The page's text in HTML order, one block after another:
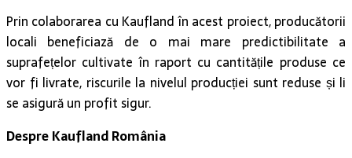
Prin colaborarea cu Kaufland în acest proiect, producătorii
locali beneficiază de o mai mare predictibilitate a
suprafețelor cultivate în raport cu cantitățile produse ce
vor fi livrate, riscurile la nivelul producției sunt reduse și li
se asigură un profit sigur.
Despre Kaufland România